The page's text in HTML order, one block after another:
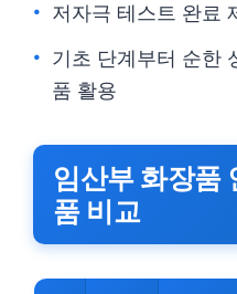
저자극 테스트 완료
기초 단계부터 순한
품 활용
임산부 화장품
품 비교